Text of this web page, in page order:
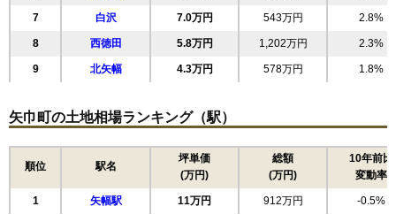
7 白沢 7.0万円 543万円 2.8%
8 西徳田 5.8万円 1,202万円 2.3%
9 北矢幅 4.3万円 578万円 1.8%
矢巾町の土地相場ランキング（駅）
順位 駅名
坪単価
(万円)
総額
(万円)
10年前比
変動率
1 矢幅駅 11万円 912万円 -0.5%